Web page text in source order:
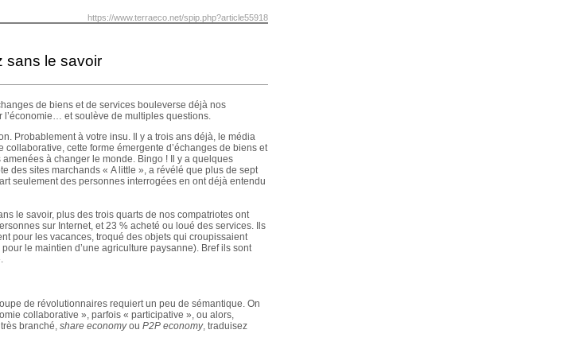
https://www.terraeco.net/spip.php?article55918
sans le savoir
de biens et de services bouleverse déjà nos
l’économie… et soulève de multiples questions.
Probablement à votre insu. Il y a trois ans déjà, le média
cette forme émergente d’échanges de biens et
à changer le monde. Bingo ! Il y a quelques
des sites marchands « A little », a révélé que plus de sept
seulement des personnes interrogées en ont déjà entendu
le savoir, plus des trois quarts de nos compatriotes ont
sur Internet, et 23 % acheté ou loué des services. Ils
pour les vacances, troqué des objets qui croupissaient
le maintien d’une agriculture paysanne). Bref ils sont
de révolutionnaires requiert un peu de sémantique. On
collaborative », parfois « participative », ou alors,
branché, share economyou P2P economy, traduisez